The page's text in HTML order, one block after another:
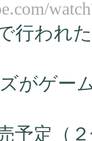
で行わ
がゲー
予定（